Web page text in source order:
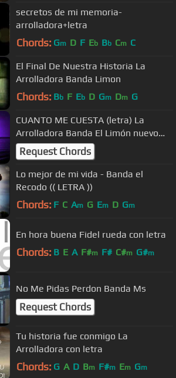
secretos de mi memoria-
arrolladora+letra
Chords: Gm D F Eb Bb Cm C
El Final De Nuestra Historia La
Arrolladora Banda Limon
Chords: Bb F Eb D Gm Dm G
CUANTO ME CUESTA (letra) La
Arrolladora Banda El Limón nuevo
2010
Request Chords
Lo mejor de mi vida - Banda el
Recodo (( LETRA ))
Chords: F C Am G Em D Gm
En hora buena Fidel rueda con letra
Chords: B E A F#m F# C#m G#m
No Me Pidas Perdon Banda Ms
Request Chords
Tu historia fue conmigo La
Arrolladora con letra
Chords: G A D Bm F#m Em Gm